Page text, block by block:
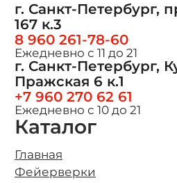
г. Санкт-Петербург,
167 к.3
8 960 261-78-60
Ежедневно с 11 до 21
г. Санкт-Петербург,
Пражская 6 к.1
+7 960 270 62 61
Ежедневно с 10 до 21
Каталог
Главная
Фейерверки